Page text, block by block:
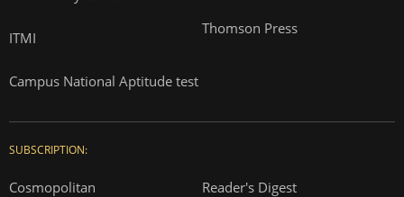
ITMI
Campus National Aptitude test
Thomson Press
SUBSCRIPTION:
Cosmopolitan Reader's Digest